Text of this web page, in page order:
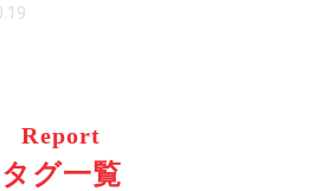
Report
タグ一覧